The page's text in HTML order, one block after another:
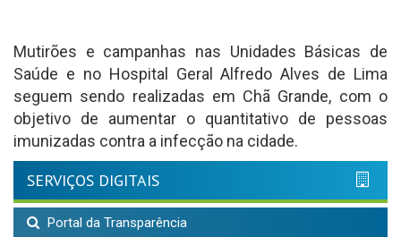
Mutirões e campanhas nas Unidades Básicas de
Saúde e no Hospital Geral Alfredo Alves de Lima
seguem sendo realizadas em Chã Grande, com o
objetivo de aumentar o quantitativo de pessoas
imunizadas contra a infecção na cidade.
SERVIÇOS DIGITAIS
Portal da Transparência